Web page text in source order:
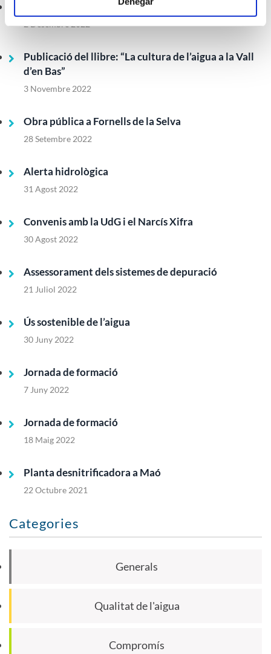
Pla director d’abastament d’aigua potable
2 Desembre 2022
Publicació del llibre: “La cultura de l’aigua a la Vall
d’en Bas”
3 Novembre 2022
Obra pública a Fornells de la Selva
28 Setembre 2022
Alerta hidrològica
31 Agost 2022
Convenis amb la UdG i el Narcís Xifra
30 Agost 2022
Assessorament dels sistemes de depuració
21 Juliol 2022
Ús sostenible de l’aigua
30 Juny 2022
Jornada de formació
7 Juny 2022
Jornada de formació
18 Maig 2022
Planta desnitrificadora a Maó
22 Octubre 2021
Categories
Generals
Qualitat de l'aigua
Compromís